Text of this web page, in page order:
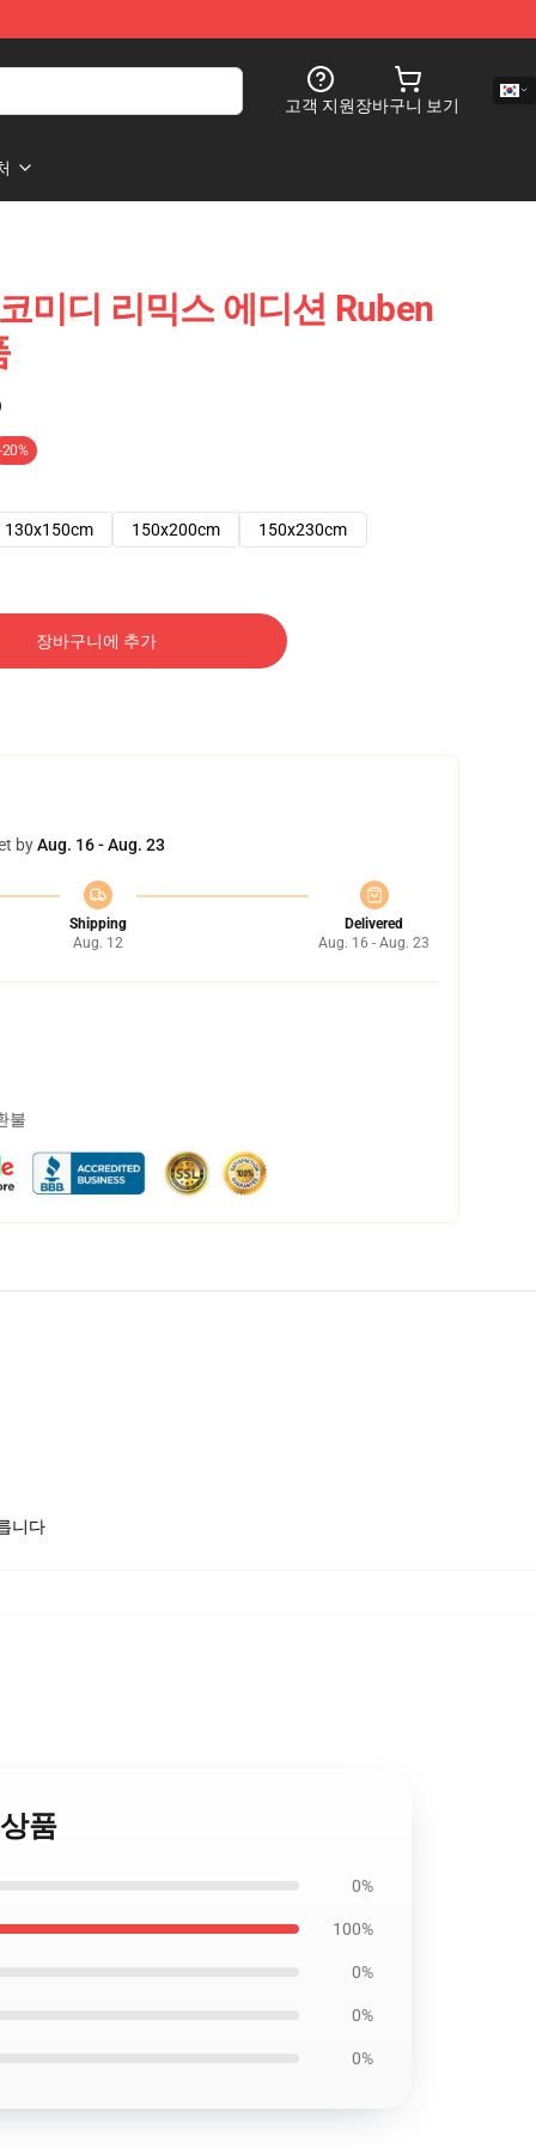
고객 지원장바구니 보기
미디 리믹스 에디션 Ruben
-20%
130x150cm 150x200cm 150x230cm
장바구니에 추가
byAug. 16 - Aug. 23
Shipping
Aug. 12
Delivered
Aug. 16 - Aug. 23
불
니다
품
0%
100%
0%
0%
0%